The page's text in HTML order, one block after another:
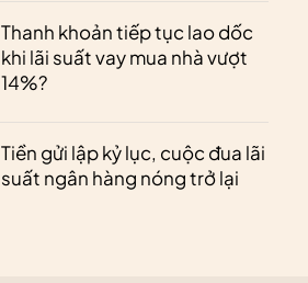
Thanh khoản tiếp tục lao dốc
khi lãi suất vay mua nhà vượt
14%?
Tiền gửi lập kỷ lục, cuộc đua lãi
suất ngân hàng nóng trở lại